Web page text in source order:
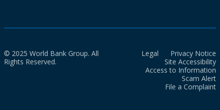
© 2025 World Bank Group. All
Rights Reserved.
Legal
Privacy Notice
Site Accessibility
Access to Information
Scam Alert
File a Complaint